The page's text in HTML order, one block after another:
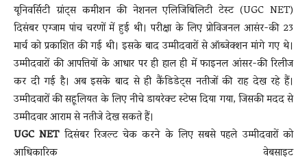
यूनिवर्सिटी ग्रांट्स कमीशन की नेशनल एलिजिबिलिटी टेस्ट (UGC NET)
दिसंबर एग्जाम पांच चरणों में हुई थी। परीक्षा के लिए प्रोविजनल आसंर-की 23
मार्च को प्रकाशित की गई थी। इसके बाद उम्मीदवारों से ऑब्जेक्शन मांगे गए थे।
उम्मीदवारों की आपत्तियों के आधार पर ही हाल ही में फाइनल आंसर-की रिलीज
कर दी गई है। अब इसके बाद से ही कैंडिडेट्स नतीजों की राह देख रहे हैं।
उम्मीदवारों की सहूलियत के लिए नीचे डायरेक्ट स्टेप्स दिया गया, जिसकी मदद से
उम्मीदवार आराम से नतीजे देख सकते हैं।
UGC NET दिसंबर रिजल्ट चेक करने के लिए सबसे पहले उम्मीदवारों को
आधिकारिक वेबसाइट